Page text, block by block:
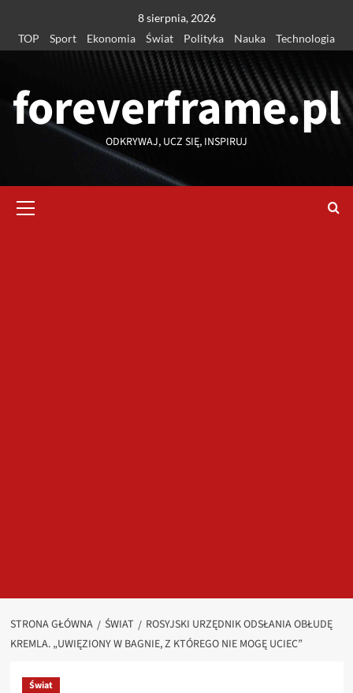
treści
8 sierpnia, 2026
TOP
Sport Ekonomia Świat Polityka Nauka Technologia
foreverframe.pl
ODKRYWAJ, UCZ SIĘ, INSPIRUJ
główne
STRONA GŁÓWNA ŚWIAT
ROSYJSKI URZĘDNIK ODSŁANIA OBŁUDĘ
KREMLA. „UWIĘZIONY W BAGNIE, Z KTÓREGO NIE MOGĘ UCIEC”
Świat